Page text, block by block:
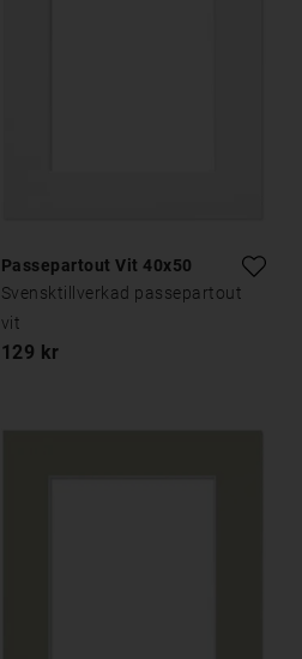
Passepartout Vit 40x50
Svensktillverkad passepartout
vit
129 kr